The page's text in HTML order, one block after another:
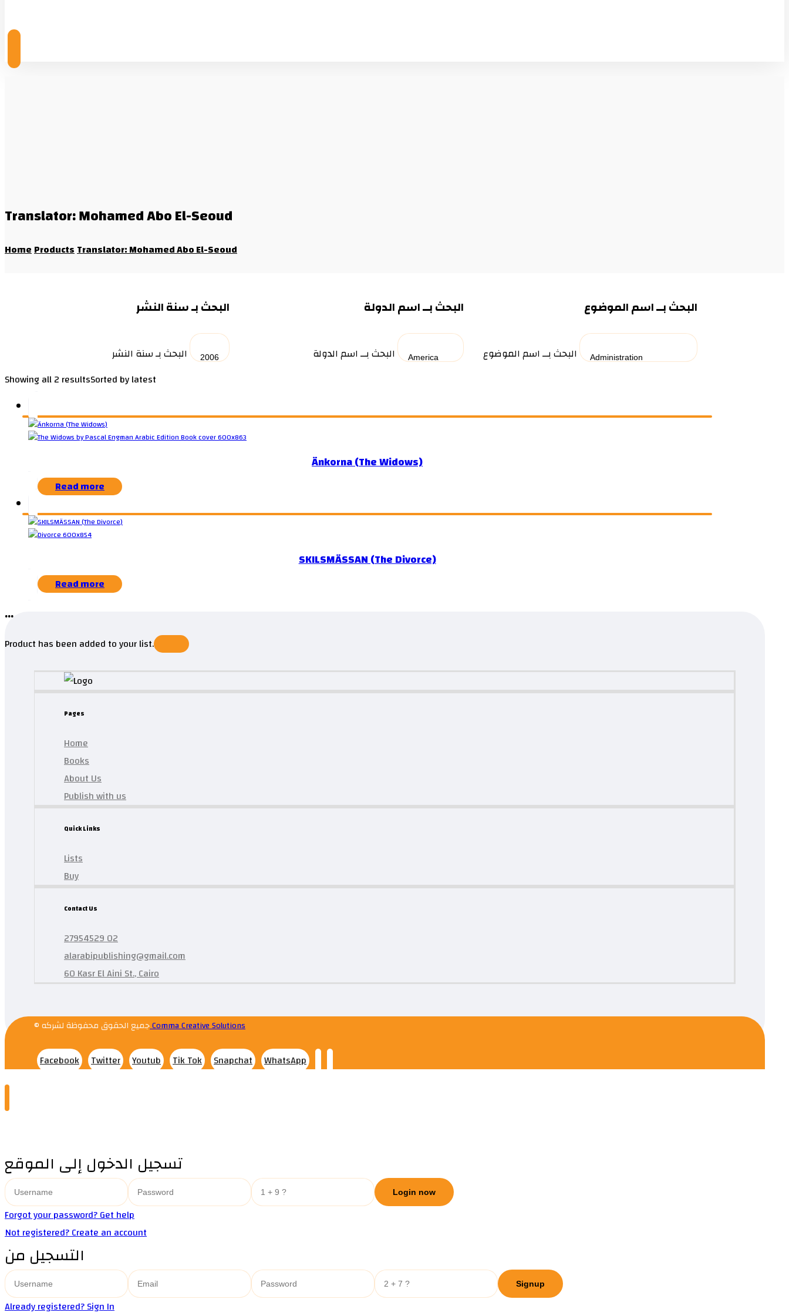
Translator: Mohamed Abo El-Seoud
HomeProductsTranslator: Mohamed Abo El-Seoud
البحث بــ اسم الموضوع
البحث بــ اسم الموضوع
البحث بــ اسم الدولة
البحث بــ اسم الدولة
البحث بـ سنة النشر
البحث بـ سنة النشر
Showing all 2 resultsSorted by latest
Änkorna (The Widows)
Read more
SKILSMÄSSAN (The Divorce)
Read more
...
Product has been added to your list.
Pages
Home
Books
About Us
Publish with us
Quick Links
Lists
Buy
Contact Us
27954529 02
alarabipublishing@gmail.com
60 Kasr El Aini St., Cairo
© جميع الحقوق محفوظة لشركهComma Creative Solutions
Facebook Twitter Youtub Tik Tok Snapchat WhatsApp
تسجيل الدخول إلى الموقع
Forgot your password? Get help
Not registered? Create an account
التسجيل من
Already registered? Sign In